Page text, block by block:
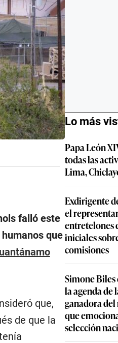
falló este
que
que,
de que la
Lo más
Papa León
todas las
Lima,
Exdirigente
el
entretelones
iniciales
comisiones
Simone Biles
la agenda de
ganadora
que
selección